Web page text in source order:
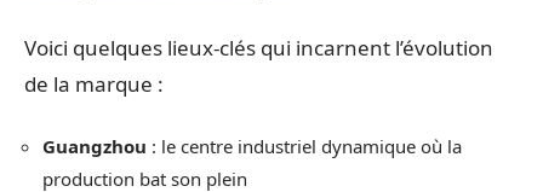
Voici quelques lieux-clés qui incarnent l’évolution
de la marque :
Guangzhou : le centre industriel dynamique où la
production bat son plein